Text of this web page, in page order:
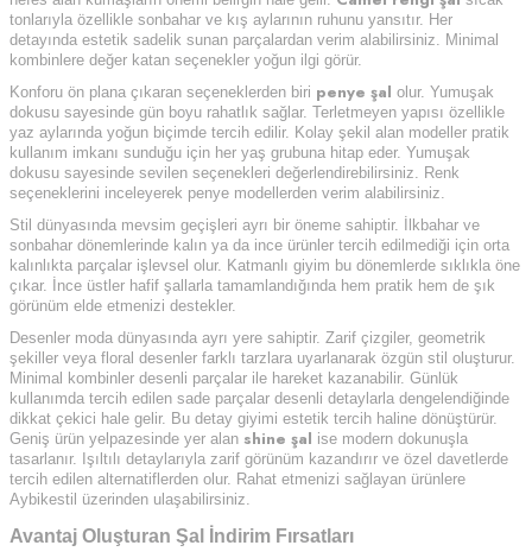
tonlarıyla özellikle sonbahar ve kış aylarının ruhunu yansıtır. Her
detayında estetik sadelik sunan parçalardan verim alabilirsiniz. Minimal
kombinlere değer katan seçenekler yoğun ilgi görür.
Konforu ön plana çıkaran seçeneklerden biri penye şal olur. Yumuşak
dokusu sayesinde gün boyu rahatlık sağlar. Terletmeyen yapısı özellikle
yaz aylarında yoğun biçimde tercih edilir. Kolay şekil alan modeller pratik
kullanım imkanı sunduğu için her yaş grubuna hitap eder. Yumuşak
dokusu sayesinde sevilen seçenekleri değerlendirebilirsiniz. Renk
seçeneklerini inceleyerek penye modellerden verim alabilirsiniz.
Stil dünyasında mevsim geçişleri ayrı bir öneme sahiptir. İlkbahar ve
sonbahar dönemlerinde kalın ya da ince ürünler tercih edilmediği için orta
kalınlıkta parçalar işlevsel olur. Katmanlı giyim bu dönemlerde sıklıkla öne
çıkar. İnce üstler hafif şallarla tamamlandığında hem pratik hem de şık
görünüm elde etmenizi destekler.
Desenler moda dünyasında ayrı yere sahiptir. Zarif çizgiler, geometrik
şekiller veya floral desenler farklı tarzlara uyarlanarak özgün stil oluşturur.
Minimal kombinler desenli parçalar ile hareket kazanabilir. Günlük
kullanımda tercih edilen sade parçalar desenli detaylarla dengelendiğinde
dikkat çekici hale gelir. Bu detay giyimi estetik tercih haline dönüştürür.
Geniş ürün yelpazesinde yer alan shine şal ise modern dokunuşla
tasarlanır. Işıltılı detaylarıyla zarif görünüm kazandırır ve özel davetlerde
tercih edilen alternatiflerden olur. Rahat etmenizi sağlayan ürünlere
Aybikestil üzerinden ulaşabilirsiniz.
Avantaj Oluşturan Şal İndirim Fırsatları